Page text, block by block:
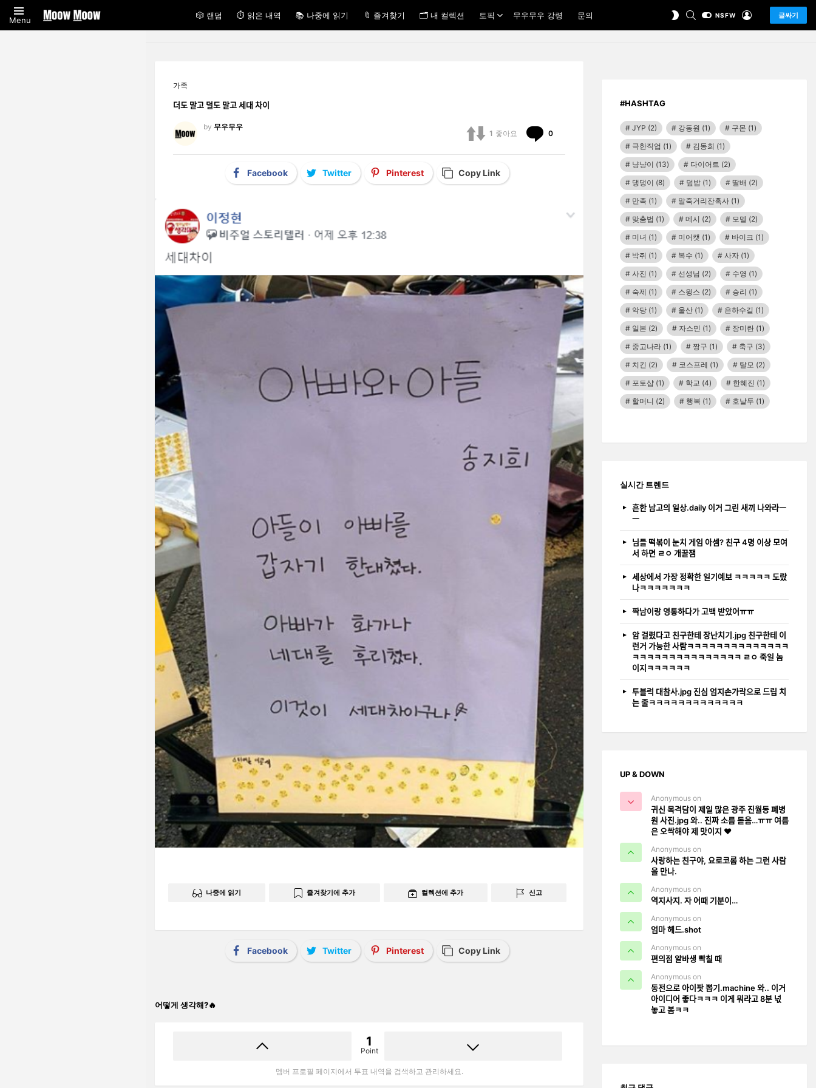
Menu 🎲 랜덤 ⏱ 읽은 내역 📚 나중에 읽기 🔖 즐겨찾기 🗂 내 컬렉션 토픽 무우무우 강령 문의
SWITCHSEARCHNSFW 글싸기
가족
더도 말고 덜도 말고 세대 차이
by 무우무우
1 좋아요 0
Facebook Twitter Pinterest Copy Link
나중에 읽기 즐겨찾기에 추가 컬렉션에 추가 신고
Facebook Twitter Pinterest Copy Link
어떻게 생각해?🔥
1
Point
멤버 프로필 페이지에서 투표 내역을 검색하고 관리하세요.
#HASHTAG
JYP (2) 강동원 (1) 구몬 (1)
극한직업 (1) 김동희 (1)
냥냥이 (13) 다이어트 (2)
댕댕이 (8) 덮밥 (1) 딸배 (2)
만족 (1) 말죽거리잔혹사 (1)
맞춤법 (1) 메시 (2) 모델 (2)
미녀 (1) 미어캣 (1) 바이크 (1)
박쥐 (1) 복수 (1) 사자 (1)
사진 (1) 선생님 (2) 수영 (1)
숙제 (1) 스윙스 (2) 승리 (1)
악당 (1) 울산 (1) 은하수길 (1)
일본 (2) 자스민 (1) 장미란 (1)
중고나라 (1) 짱구 (1) 축구 (3)
치킨 (2) 코스프레 (1) 탈모 (2)
포토샵 (1) 학교 (4) 한혜진 (1)
할머니 (2) 행복 (1) 호날두 (1)
실시간 트렌드
흔한 남고의 일상.daily 이거 그린 새끼 나와라ㅡ
ㅡ
님들 떡볶이 눈치 게임 아셈? 친구 4명 이상 모여
서 하면 ㄹㅇ 개꿀잼
세상에서 가장 정확한 일기예보 ㅋㅋㅋㅋㅋ 도랐
나ㅋㅋㅋㅋㅋㅋㅋ
짝남이랑 영통하다가 고백 받았어ㅠㅠ
암 걸렸다고 친구한테 장난치기.jpg 친구한테 이
런거 가능한 사람ㅋㅋㅋㅋㅋㅋㅋㅋㅋㅋㅋㅋㅋㅋ
ㅋㅋㅋㅋㅋㅋㅋㅋㅋㅋㅋㅋㅋㅋㅋ ㄹㅇ 죽일 놈
이지ㅋㅋㅋㅋㅋㅋ
투블럭 대참사.jpg 진심 엄지손가락으로 드립 치
는 줄ㅋㅋㅋㅋㅋㅋㅋㅋㅋㅋㅋㅋㅋ
UP & DOWN
Anonymous on
귀신 목격담이 제일 많은 광주 진월동 폐병
원 사진.jpg 와.. 진짜 소름 돋음…ㅠㅠ 여름
은 오싹해야 제 맛이지 ❤️
Anonymous on
사랑하는 친구야, 요로코롬 하는 그런 사람
을 만나.
Anonymous on
역지사지. 자 어때 기분이…
Anonymous on
엄마 헤드.shot
Anonymous on
편의점 알바생 빡칠 때
Anonymous on
동전으로 아이팟 뽑기.machine 와.. 이거
아이디어 좋다ㅋㅋㅋ 이게 뭐라고 8분 넋
놓고 봄ㅋㅋ